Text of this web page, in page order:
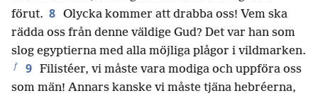
förut. 8 Olycka kommer att drabba oss! Vem ska
rädda oss från denne väldige Gud? Det var han som
slog egyptierna med alla möjliga plågor i vildmarken.
f 9 Filistéer, vi måste vara modiga och uppföra oss
som män! Annars kanske vi måste tjäna hebréerna,